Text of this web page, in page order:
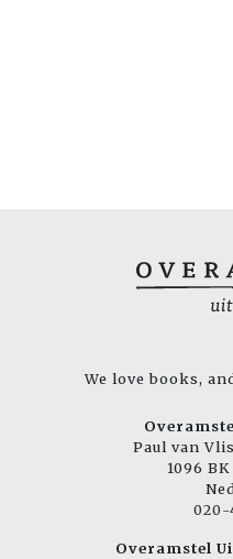
We love books,
Paul van
1096
020-
Overamstel